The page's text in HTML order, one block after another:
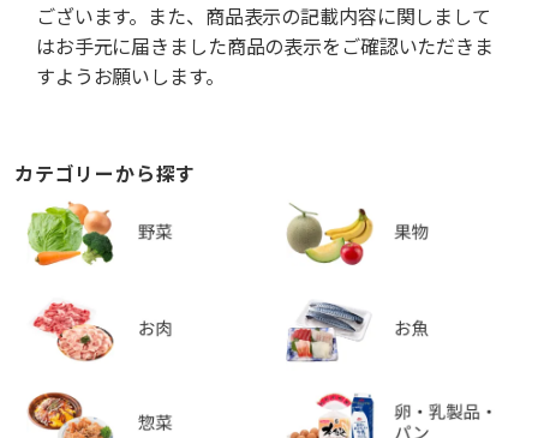
ございます。また、商品表示の記載内容に関しまして
はお手元に届きました商品の表示をご確認いただきま
すようお願いします。
カテゴリーから探す